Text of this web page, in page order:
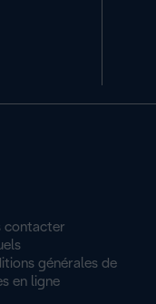
contacter
générales de
en ligne